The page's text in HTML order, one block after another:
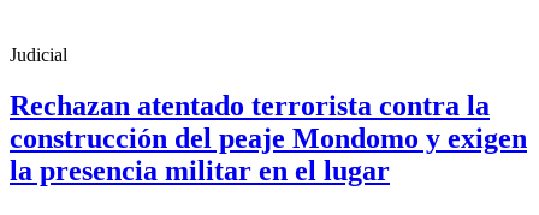
Judicial
Rechazan atentado terrorista contra la
construcción del peaje Mondomo y exigen
la presencia militar en el lugar